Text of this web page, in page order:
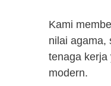
Kami
nilai agama,
tenaga kerja
modern.